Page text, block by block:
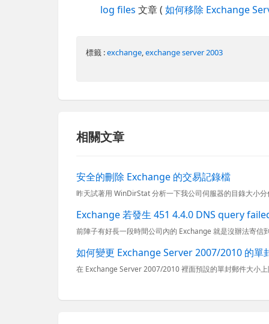
log files 文章 (如何移除 Exchange
標籤 :exchange,exchange server 2003
相關文章
安全的刪除 Exchange 的交易記錄檔
Exchange 若發生 451 4.4.0 DNS query
如何變更 Exchange Server 2007/2010 的單